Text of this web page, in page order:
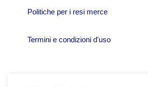
Politiche per i resi merce
Termini e condizioni d'uso